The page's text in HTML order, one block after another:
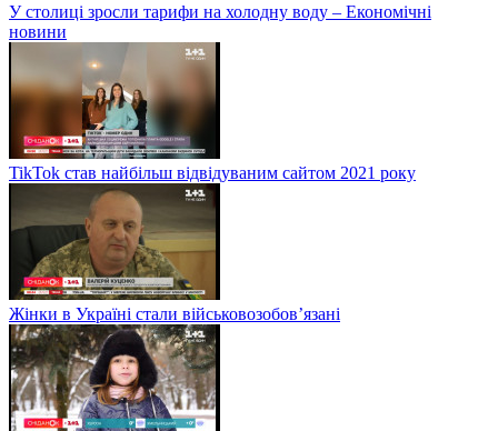
У столиці зросли тарифи на холодну воду – Економічні
новини
TikTok став найбільш відвідуваним сайтом 2021 року
Жінки в Україні стали військовозобов’язані